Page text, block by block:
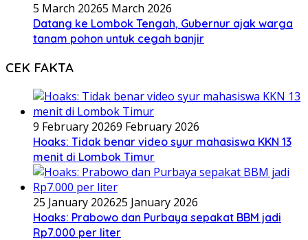
5 March 20265 March 2026
Datang ke Lombok Tengah, Gubernur ajak warga
tanam pohon untuk cegah banjir
CEK FAKTA
9 February 20269 February 2026
Hoaks: Tidak benar video syur mahasiswa KKN 13
menit di Lombok Timur
25 January 202625 January 2026
Hoaks: Prabowo dan Purbaya sepakat BBM jadi
Rp7.000 per liter